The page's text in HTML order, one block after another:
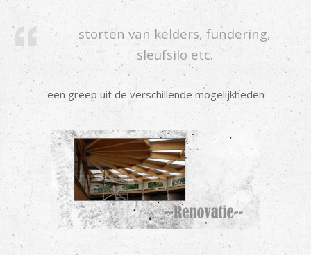
storten van kelders, fundering,
sleufsilo etc.
een greep uit de verschillende mogelijkheden